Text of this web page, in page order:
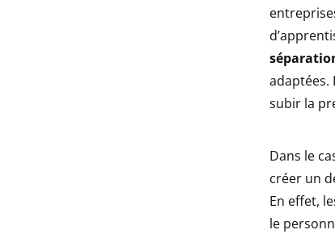
adaptées.
subir la
Dans le
créer un
En effet,
le